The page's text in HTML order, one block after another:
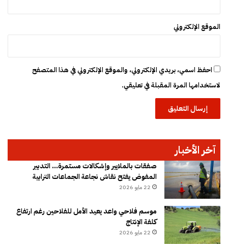
الموقع الإلكتروني
احفظ اسمي، بريدي الإلكتروني، والموقع الإلكتروني في هذا المتصفح
لاستخدامها المرة المقبلة في تعليقي.
آخر الأخبار
صفقات بالملايير وإشكالات مستمرة… التدبير
المفوض يفتح نقاش نجاعة الجماعات الترابية
22 مايو 2026
موسم فلاحي واعد يعيد الأمل للفلاحين رغم ارتفاع
كلفة الإنتاج
22 مايو 2026